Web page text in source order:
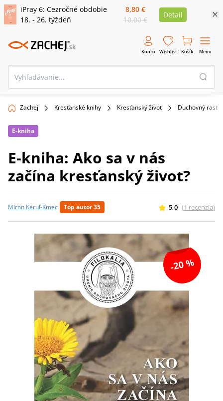
iPray 6: Cezročné obdobie
18. - 26. týždeň
8,80 €
10,00 €
Detail
Konto Wishlist Košík Menu
Zachej Kresťanské knihy Kresťanský život Duchovný rast
E-kniha
E-kniha: Ako sa v nás
začína kresťanský život?
Miron Keruľ-Kmec Top autor 35 5,0 (1 recenzia)
-20 %